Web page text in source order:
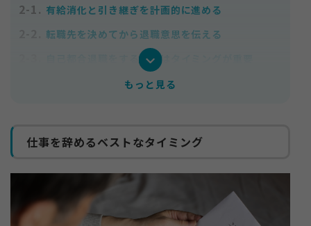
2-1. 有給消化と引き継ぎを計画的に進める
転職先を決めてから退職意思を伝える
自己都合退職をする場合はタイミングが重要
自己都合退職をする場合に知っておくべきこと
3-2.自己都合退職でも失業保険はもらえる？
退職理由によっては給付期間の制限がないことも
ある
もっと見る
仕事を辞めるベストなタイミング